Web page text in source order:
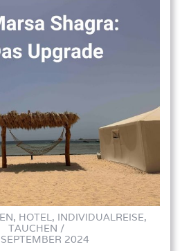
HOTEL, INDIVIDUALREISE,
TAUCHEN /
2024